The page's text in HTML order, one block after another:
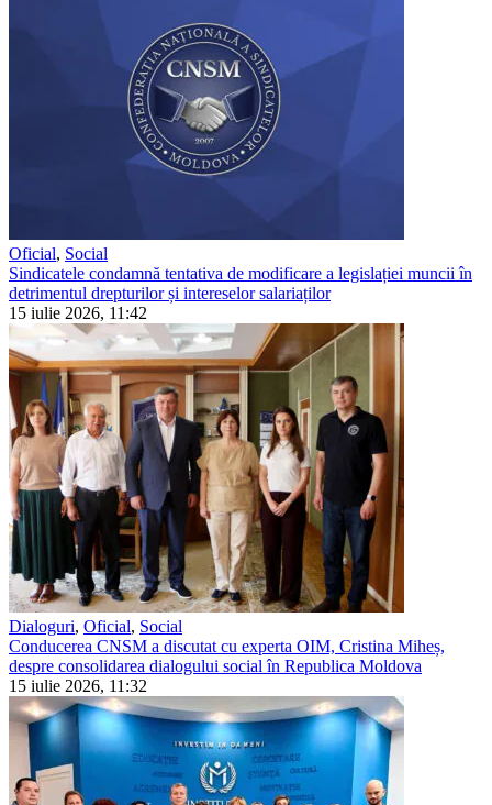
Oficial, Social
Sindicatele condamnă tentativa de modificare a legislației muncii în
detrimentul drepturilor și intereselor salariaților
15 iulie 2026, 11:42
Dialoguri, Oficial, Social
Conducerea CNSM a discutat cu experta OIM, Cristina Miheș,
despre consolidarea dialogului social în Republica Moldova
15 iulie 2026, 11:32